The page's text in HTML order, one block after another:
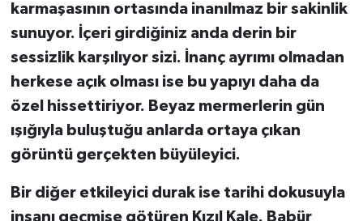
karmaşasının ortasında inanılmaz bir sakinlik
sunuyor. İçeri girdiğiniz anda derin bir
sessizlik karşılıyor sizi. İnanç ayrımı olmadan
herkese açık olması ise bu yapıyı daha da
özel hissettiriyor. Beyaz mermerlerin gün
ışığıyla buluştuğu anlarda ortaya çıkan
görüntü gerçekten büyüleyici.
Bir diğer etkileyici durak ise tarihi dokusuyla
insanı geçmişe götüren Kızıl Kale. Babür